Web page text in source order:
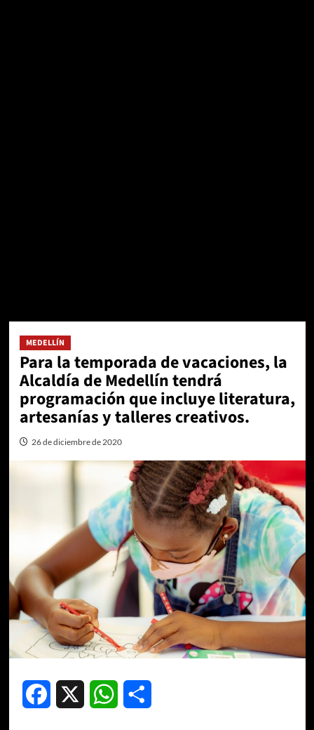
MEDELLÍN
Para la temporada de vacaciones, la
Alcaldía de Medellín tendrá
programación que incluye literatura,
artesanías y talleres creativos.
26 de diciembre de 2020
Facebook WhatsApp